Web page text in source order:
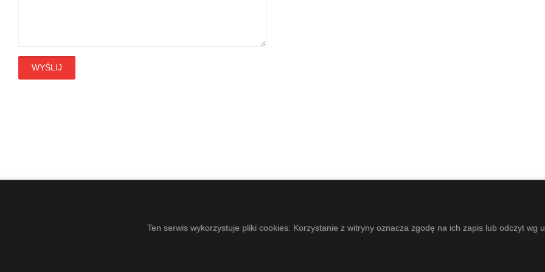
WYŚLIJ
Ten serwis wykorzystuje pliki cookies. Korzystanie z witryny oznacza zgodę na ich zapis lub odczyt wg